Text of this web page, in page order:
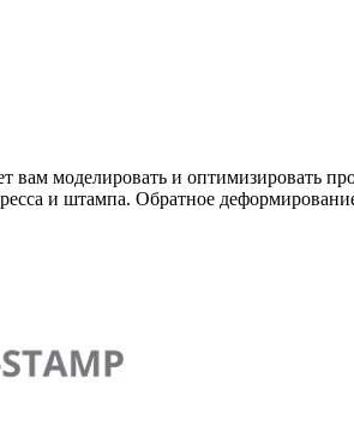
моделировать и оптимизировать
и штампа. Обратное